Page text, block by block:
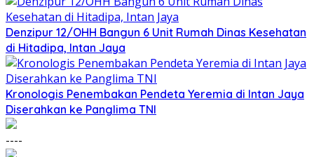
Denzipur 12/OHH Bangun 6 Unit Rumah Dinas Kesehatan
di Hitadipa, Intan Jaya
Kronologis Penembakan Pendeta Yeremia di Intan Jaya
Diserahkan ke Panglima TNI
----